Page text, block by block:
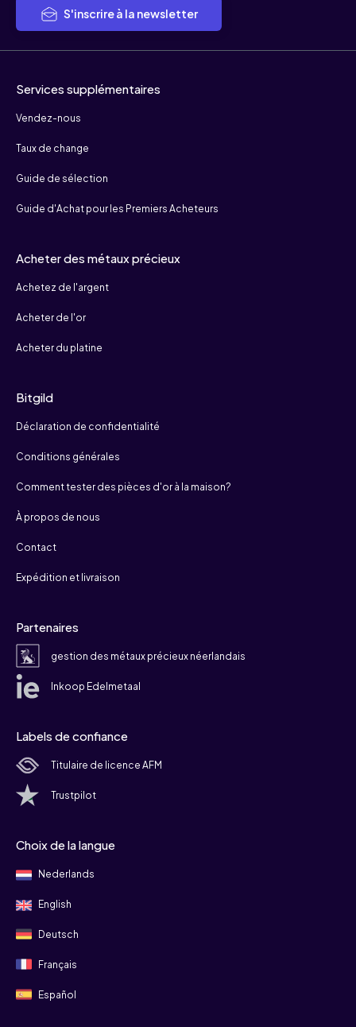
S'inscrire à la newsletter
Services supplémentaires
Vendez-nous
Taux de change
Guide de sélection
Guide d'Achat pour les Premiers Acheteurs
Acheter des métaux précieux
Achetez de l'argent
Acheter de l'or
Acheter du platine
Bitgild
Déclaration de confidentialité
Conditions générales
Comment tester des pièces d'or à la maison?
À propos de nous
Contact
Expédition et livraison
Partenaires
gestion des métaux précieux néerlandais
Inkoop Edelmetaal
Labels de confiance
Titulaire de licence AFM
Trustpilot
Choix de la langue
Nederlands
English
Deutsch
Français
Español